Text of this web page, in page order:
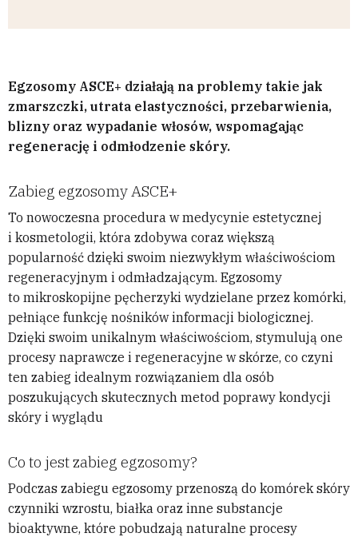
Egzosomy ASCE+ działają na problemy takie jak
zmarszczki, utrata elastyczności, przebarwienia,
blizny oraz wypadanie włosów, wspomagając
regenerację i odmłodzenie skóry.
Zabieg egzosomy ASCE+
To nowoczesna procedura w medycynie estetycznej
i kosmetologii, która zdobywa coraz większą
popularność dzięki swoim niezwykłym właściwościom
regeneracyjnym i odmładzającym. Egzosomy
to mikroskopijne pęcherzyki wydzielane przez komórki,
pełniące funkcję nośników informacji biologicznej.
Dzięki swoim unikalnym właściwościom, stymulują one
procesy naprawcze i regeneracyjne w skórze, co czyni
ten zabieg idealnym rozwiązaniem dla osób
poszukujących skutecznych metod poprawy kondycji
skóry i wyglądu
Co to jest zabieg egzosomy?
Podczas zabiegu egzosomy przenoszą do komórek skóry
czynniki wzrostu, białka oraz inne substancje
bioaktywne, które pobudzają naturalne procesy